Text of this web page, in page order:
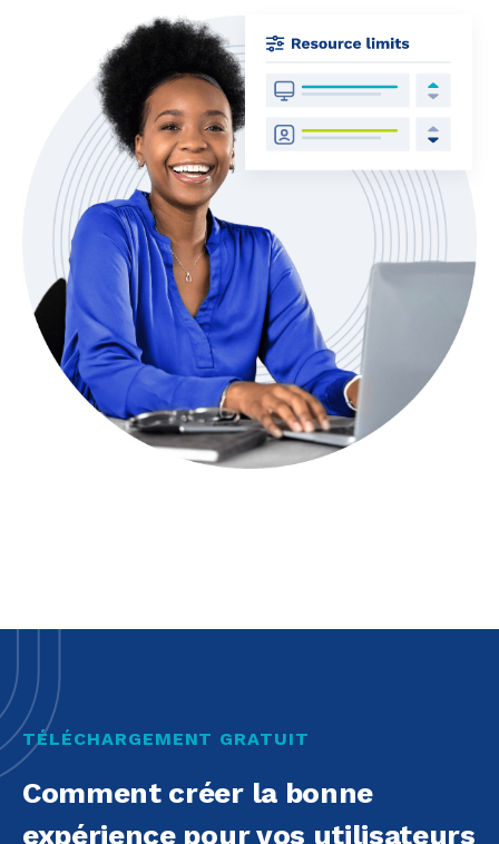
TÉLÉCHARGEMENT GRATUIT
Comment créer la bonne
expérience pour vos utilisateurs